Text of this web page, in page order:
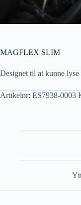
MAGFLEX SLIM
Designet til at kunne lyse
Artikelnr: ES7938-0003